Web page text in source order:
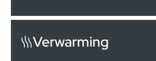
Verwarming